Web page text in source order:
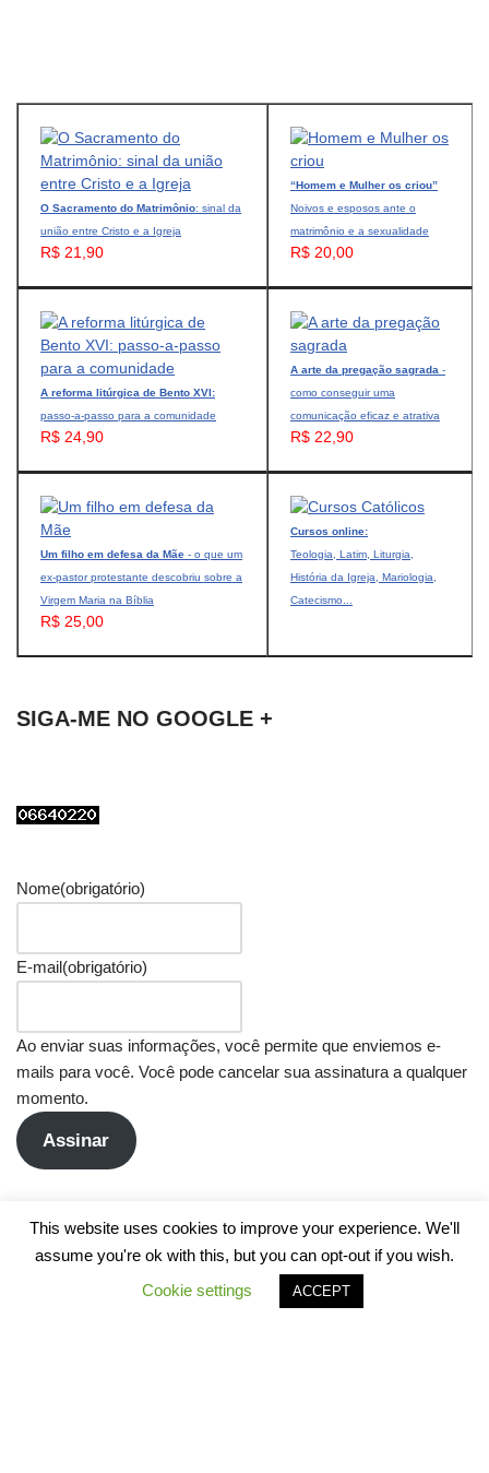
O Sacramento do Matrimônio: sinal da
união entre Cristo e a Igreja
R$ 21,90
“Homem e Mulher os criou”
Noivos e esposos ante o
matrimônio e a sexualidade
R$ 20,00
A reforma litúrgica de Bento XVI:
passo-a-passo para a comunidade
R$ 24,90
A arte da pregação sagrada -
como conseguir uma
comunicação eficaz e atrativa
R$ 22,90
Um filho em defesa da Mãe - o que um
ex-pastor protestante descobriu sobre a
Virgem Maria na Bíblia
R$ 25,00
Cursos online:
Teologia, Latim, Liturgia,
História da Igreja, Mariologia,
Catecismo...
SIGA-ME NO GOOGLE +
Nome(obrigatório)
E-mail(obrigatório)
Ao enviar suas informações, você permite que enviemos e-
mails para você. Você pode cancelar sua assinatura a qualquer
momento.
Assinar
This website uses cookies to improve your experience. We'll
assume you're ok with this, but you can opt-out if you wish.
Cookie settings
ACCEPT